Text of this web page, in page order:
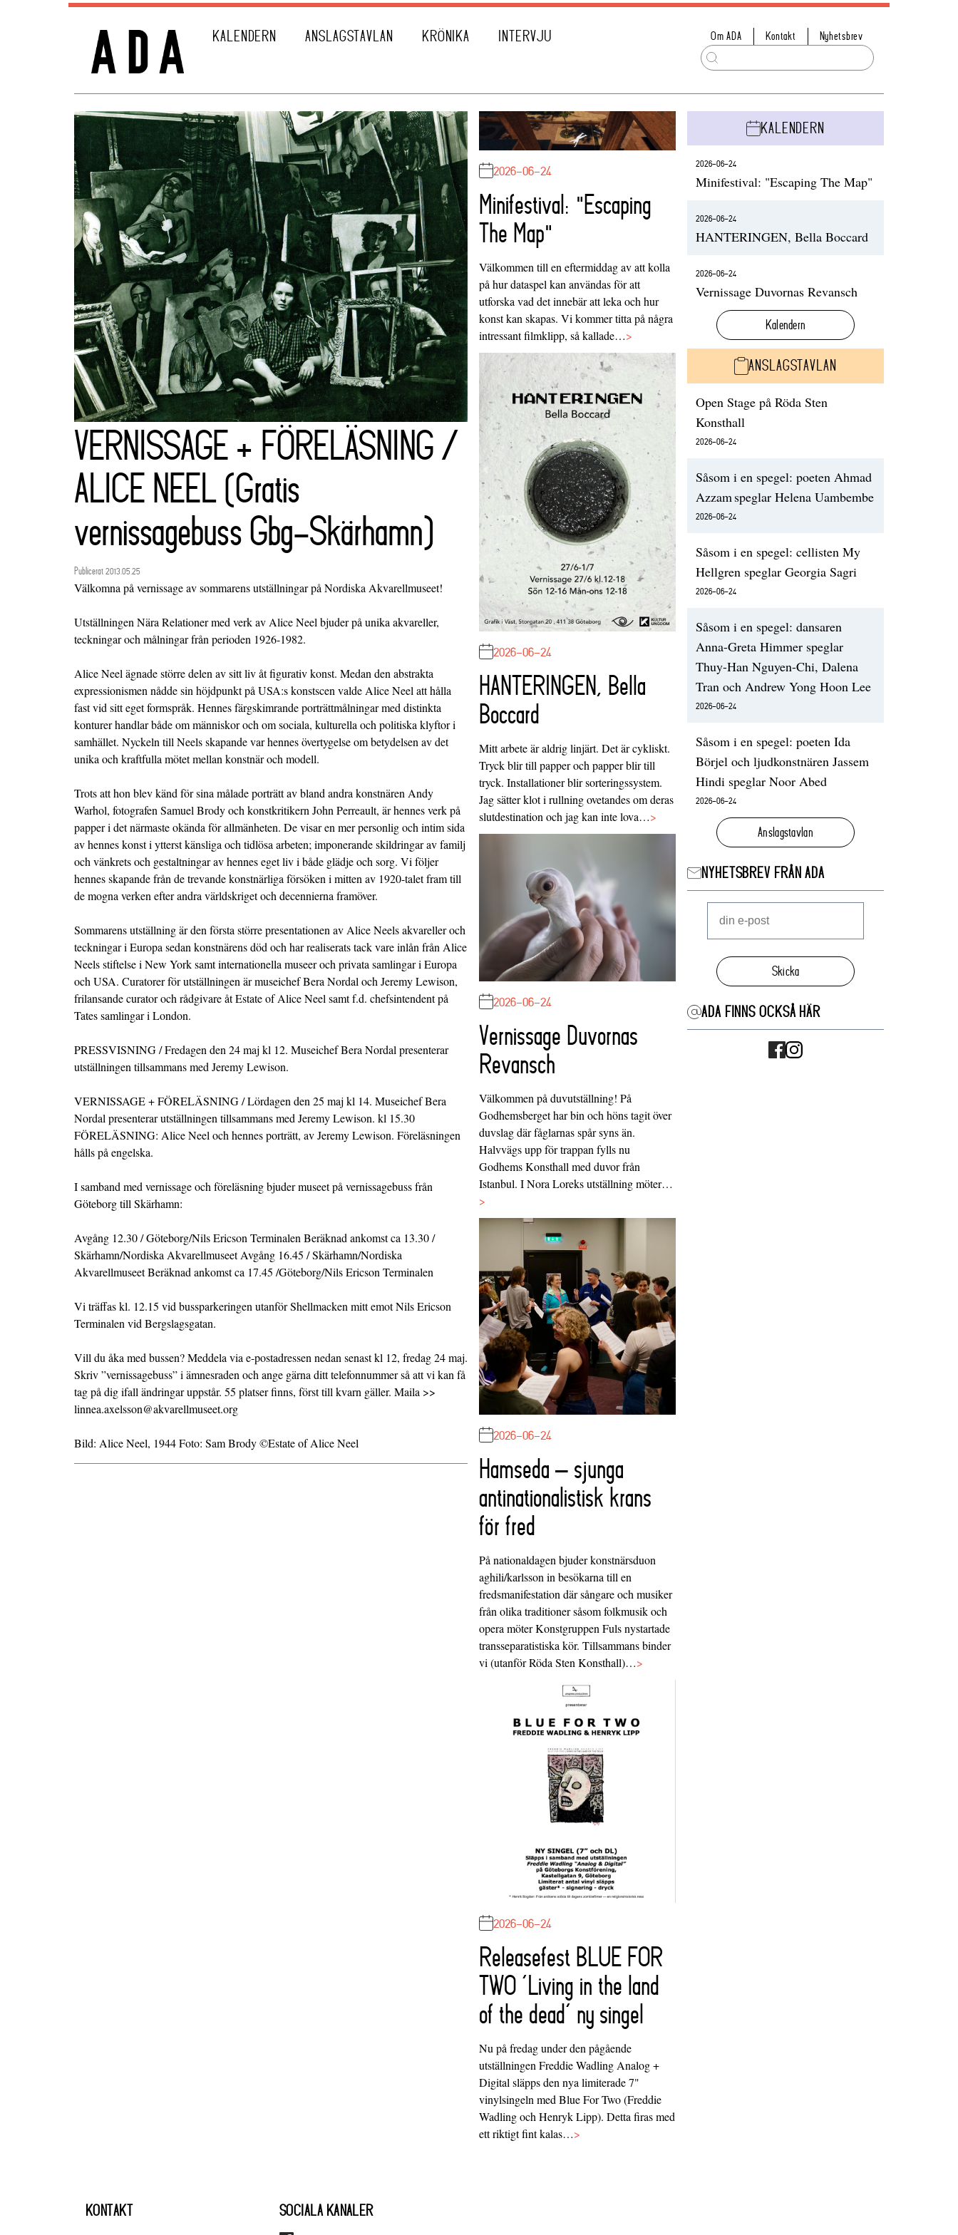
KALENDERN ANSLAGSTAVLAN KRÖNIKA INTERVJU Om ADA Kontakt Nyhetsbrev
VERNISSAGE + FÖRELÄSNING /
ALICE NEEL (Gratis
vernissagebuss Gbg-Skärhamn)
Publicerat 2013.05.25
Välkomna på vernissage av sommarens utställningar på Nordiska Akvarellmuseet!
Utställningen Nära Relationer med verk av Alice Neel bjuder på unika akvareller,
teckningar och målningar från perioden 1926-1982.
Alice Neel ägnade större delen av sitt liv åt figurativ konst. Medan den abstrakta
expressionismen nådde sin höjdpunkt på USA:s konstscen valde Alice Neel att hålla
fast vid sitt eget formspråk. Hennes färgskimrande porträttmålningar med distinkta
konturer handlar både om människor och om sociala, kulturella och politiska klyftor i
samhället. Nyckeln till Neels skapande var hennes övertygelse om betydelsen av det
unika och kraftfulla mötet mellan konstnär och modell.
Trots att hon blev känd för sina målade porträtt av bland andra konstnären Andy
Warhol, fotografen Samuel Brody och konstkritikern John Perreault, är hennes verk på
papper i det närmaste okända för allmänheten. De visar en mer personlig och intim sida
av hennes konst i ytterst känsliga och tidlösa arbeten; imponerande skildringar av familj
och vänkrets och gestaltningar av hennes eget liv i både glädje och sorg. Vi följer
hennes skapande från de trevande konstnärliga försöken i mitten av 1920-talet fram till
de mogna verken efter andra världskriget och decennierna framöver.
Sommarens utställning är den första större presentationen av Alice Neels akvareller och
teckningar i Europa sedan konstnärens död och har realiserats tack vare inlån från Alice
Neels stiftelse i New York samt internationella museer och privata samlingar i Europa
och USA. Curatorer för utställningen är museichef Bera Nordal och Jeremy Lewison,
frilansande curator och rådgivare åt Estate of Alice Neel samt f.d. chefsintendent på
Tates samlingar i London.
PRESSVISNING / Fredagen den 24 maj kl 12. Museichef Bera Nordal presenterar
utställningen tillsammans med Jeremy Lewison.
VERNISSAGE + FÖRELÄSNING / Lördagen den 25 maj kl 14. Museichef Bera
Nordal presenterar utställningen tillsammans med Jeremy Lewison. kl 15.30
FÖRELÄSNING: Alice Neel och hennes porträtt, av Jeremy Lewison. Föreläsningen
hålls på engelska.
I samband med vernissage och föreläsning bjuder museet på vernissagebuss från
Göteborg till Skärhamn:
Avgång 12.30 / Göteborg/Nils Ericson Terminalen Beräknad ankomst ca 13.30 /
Skärhamn/Nordiska Akvarellmuseet Avgång 16.45 / Skärhamn/Nordiska
Akvarellmuseet Beräknad ankomst ca 17.45 /Göteborg/Nils Ericson Terminalen
Vi träffas kl. 12.15 vid bussparkeringen utanför Shellmacken mitt emot Nils Ericson
Terminalen vid Bergslagsgatan.
Vill du åka med bussen? Meddela via e-postadressen nedan senast kl 12, fredag 24 maj.
Skriv ”vernissagebuss” i ämnesraden och ange gärna ditt telefonnummer så att vi kan få
tag på dig ifall ändringar uppstår. 55 platser finns, först till kvarn gäller. Maila >>
linnea.axelsson@akvarellmuseet.org
Bild: Alice Neel, 1944 Foto: Sam Brody ©Estate of Alice Neel
2026-06-24
Minifestival: "Escaping
The Map"
Välkommen till en eftermiddag av att kolla
på hur dataspel kan användas för att
utforska vad det innebär att leka och hur
konst kan skapas. Vi kommer titta på några
intressant filmklipp, så kallade…>
2026-06-24
HANTERINGEN, Bella
Boccard
Mitt arbete är aldrig linjärt. Det är cykliskt.
Tryck blir till papper och papper blir till
tryck. Installationer blir sorteringssystem.
Jag sätter klot i rullning ovetandes om deras
slutdestination och jag kan inte lova…>
2026-06-24
Vernissage Duvornas
Revansch
Välkommen på duvutställning! På
Godhemsberget har bin och höns tagit över
duvslag där fåglarnas spår syns än.
Halvvägs upp för trappan fylls nu
Godhems Konsthall med duvor från
Istanbul. I Nora Loreks utställning möter…
>
2026-06-24
Hamseda – sjunga
antinationalistisk krans
för fred
På nationaldagen bjuder konstnärsduon
aghili/karlsson in besökarna till en
fredsmanifestation där sångare och musiker
från olika traditioner såsom folkmusik och
opera möter Konstgruppen Fuls nystartade
transseparatistiska kör. Tillsammans binder
vi (utanför Röda Sten Konsthall)…>
2026-06-24
Releasefest BLUE FOR
TWO ‘Living in the land
of the dead’ ny singel
Nu på fredag under den pågående
utställningen Freddie Wadling Analog +
Digital släpps den nya limiterade 7"
vinylsingeln med Blue For Two (Freddie
Wadling och Henryk Lipp). Detta firas med
ett riktigt fint kalas…>
KALENDERN
2026-06-24
Minifestival: "Escaping The Map"
2026-06-24
HANTERINGEN, Bella Boccard
2026-06-24
Vernissage Duvornas Revansch
Kalendern
ANSLAGSTAVLAN
Open Stage på Röda Sten
Konsthall
2026-06-24
Såsom i en spegel: poeten Ahmad
Azzam speglar Helena Uambembe
2026-06-24
Såsom i en spegel: cellisten My
Hellgren speglar Georgia Sagri
2026-06-24
Såsom i en spegel: dansaren
Anna-Greta Himmer speglar
Thuy-Han Nguyen-Chi, Dalena
Tran och Andrew Yong Hoon Lee
2026-06-24
Såsom i en spegel: poeten Ida
Börjel och ljudkonstnären Jassem
Hindi speglar Noor Abed
2026-06-24
Anslagstavlan
NYHETSBREV FRÅN ADA
Skicka
ADA FINNS OCKSÅ HÄR
KONTAKT SOCIALA KANALER